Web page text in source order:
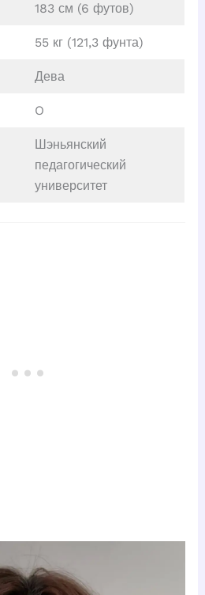
183 см (6 футов)
55 кг (121,3 фунта)
Дева
O
Шэньянский
педагогический
университет